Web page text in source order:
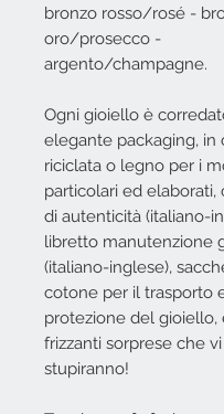
bronzo rosso/rosé -
oro/prosecco -
argento/champagne.
Ogni gioiello è
elegante packaging, in
riciclata o legno per i
particolari ed elaborati,
di autenticità (italiano-
libretto manutenzione
(italiano-inglese),
cotone per il trasporto
protezione del gioiello,
frizzanti sorprese che vi
stupiranno!